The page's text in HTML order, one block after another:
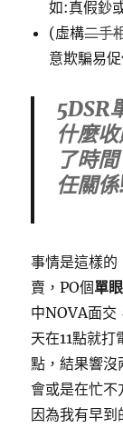
如:真假鈔
(虛構二手
意欺騙易
5DSR
什麼
了時
任關
事情是這樣
賣，PO個單
中NOVA面交
天在11點就
點，結果響沒
會或是在忙不
因為我有早到